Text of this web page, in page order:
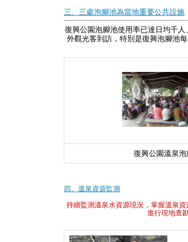
三、三處泡腳池為當地重要公共設施
復興公園泡腳池使用率已達日均千
外觀光客到訪，特別是復興泡腳池
復興公園溫泉泡
四、溫泉資源監測
持續監測溫泉水資源現況，掌握溫泉
進行現地查